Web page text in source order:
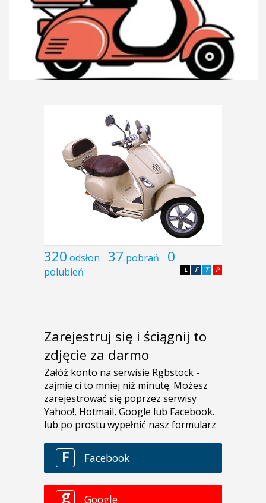
320 odsłon 37 pobrań 0
polubień P
T
F
L
Zarejestruj się i ściągnij to
zdjęcie za darmo